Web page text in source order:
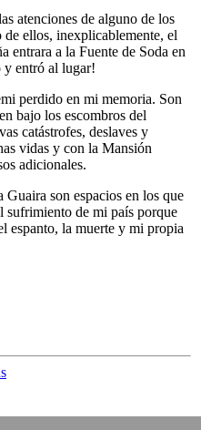
atenciones de alguno de los
ellos, inexplicablemente, el
entrara a la Fuente de Soda en
y entró al lugar!
perdido en mi memoria. Son
bajo los escombros del
catástrofes, deslaves y
vidas y con la Mansión
adicionales.
son espacios en los que
de mi país porque
espanto, la muerte y mi propia